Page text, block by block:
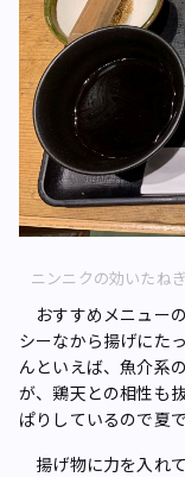
ニンニクの効いたね
おすすめメニュー
シーなから揚げにた
んといえば、魚介系
が、鶏天との相性も
ぱりしているので夏
揚げ物に力を入れ